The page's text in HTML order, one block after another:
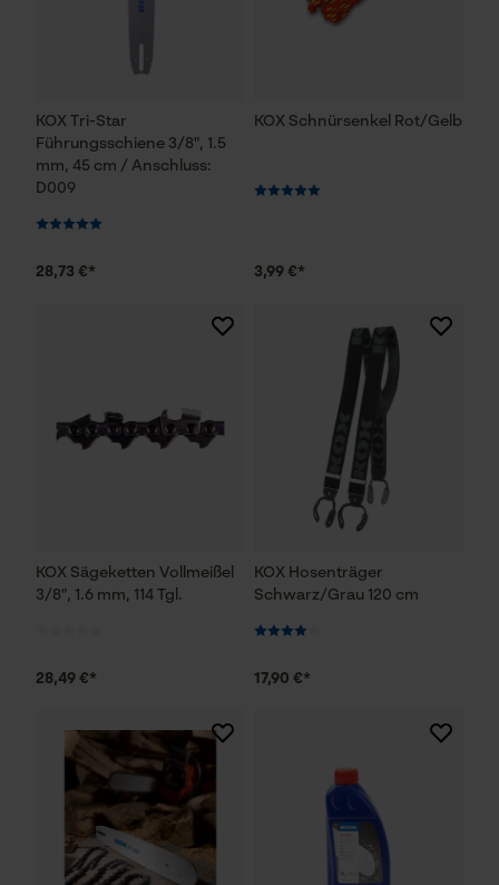
KOX Tri-Star
Führungsschiene 3/8", 1.5
mm, 45 cm / Anschluss:
D009
28,73 €*
KOX Schnürsenkel Rot/Gelb
3,99 €*
KOX Sägeketten Vollmeißel
3/8", 1.6 mm, 114 Tgl.
28,49 €*
KOX Hosenträger
Schwarz/Grau 120 cm
17,90 €*